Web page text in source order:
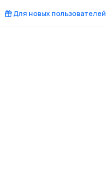
Для новых пользователей